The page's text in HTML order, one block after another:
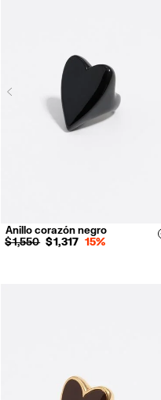
Anillo corazón negro
$ 1,550 $ 1,317 15%
14 16